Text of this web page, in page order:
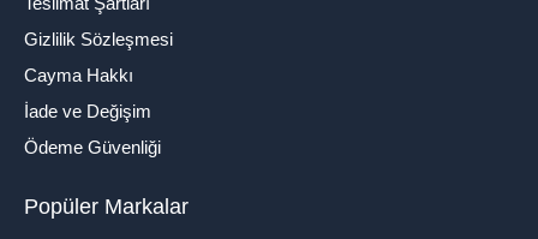
Gizlilik Sözleşmesi
Cayma Hakkı
İade ve Değişim
Ödeme Güvenliği
Popüler Markalar